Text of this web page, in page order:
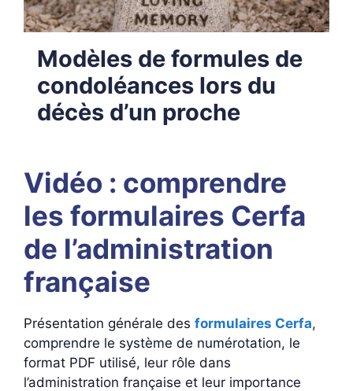
Modèles de formules de
condoléances lors du
décès d’un proche
Vidéo : comprendre
les formulaires Cerfa
de l’administration
française
Présentation générale des formulaires Cerfa,
comprendre le système de numérotation, le
format PDF utilisé, leur rôle dans
l’administration française et leur importance